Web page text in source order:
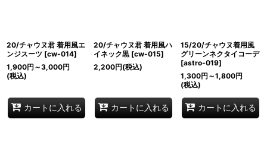
20/チャウヌ君 着用風エ
ンジスーツ [cw-014]
1,900円 ～3,000円
(税込)
カートに入れる
20/チャウヌ君 着用風ハ
イネック黒 [cw-015]
2,200円(税込)
カートに入れる
15/20/チャウヌ着用風
グリーンネクタイコーデ
[astro-019]
1,300円 ～1,800円
(税込)
カートに入れる